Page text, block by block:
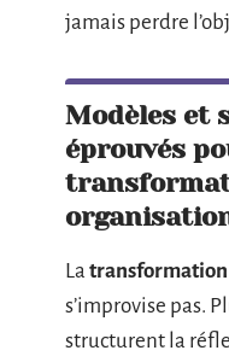
jamais perdre
Modèles et
éprouvés
La
s’improvise pas.
structurent la